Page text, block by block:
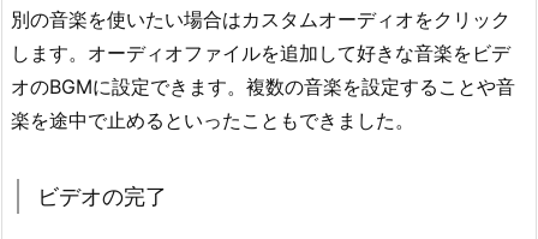
別の音楽を使いたい場合はカスタムオーディオをクリック
します。オーディオファイルを追加して好きな音楽をビデ
オのBGMに設定できます。複数の音楽を設定することや音
楽を途中で止めるといったこともできました。
ビデオの完了